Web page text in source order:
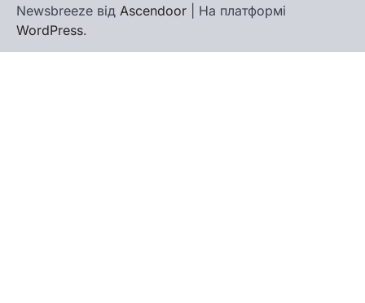
Newsbreeze від Ascendoor | На платформі
WordPress.